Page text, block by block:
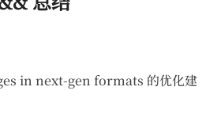
in next-gen formats 的优化建